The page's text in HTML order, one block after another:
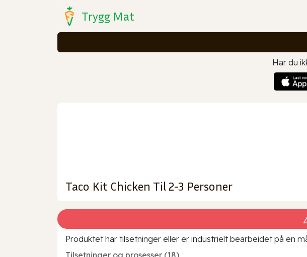
Trygg Mat
Har du
Taco Kit Chicken Til 2-3 Personer
Produktet har tilsetninger eller er industrielt bearbeidet på en
Tilsetninger og prosesser (18)